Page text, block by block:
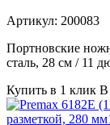
Артикул: 200083
Портновские
сталь, 28 см / 11
Купить в 1 клик В